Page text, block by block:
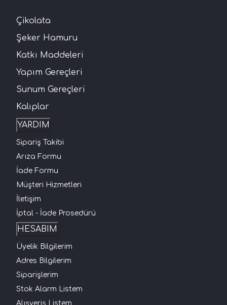
Çikolata
Şeker Hamuru
Katkı Maddeleri
Yapım Gereçleri
Sunum Gereçleri
Kalıplar
YARDIM
Sipariş Takibi
Arıza Formu
İade Formu
Müşteri Hizmetleri
İletişim
İptal - İade Prosedürü
HESABIM
Üyelik Bilgilerim
Adres Bilgilerim
Siparişlerim
Stok Alarm Listem
Alışveriş Listem